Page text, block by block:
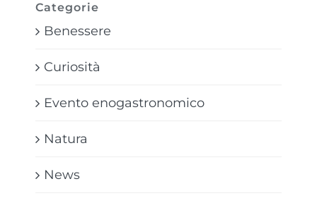
Categorie
Benessere
Curiosità
Evento enogastronomico
Natura
News